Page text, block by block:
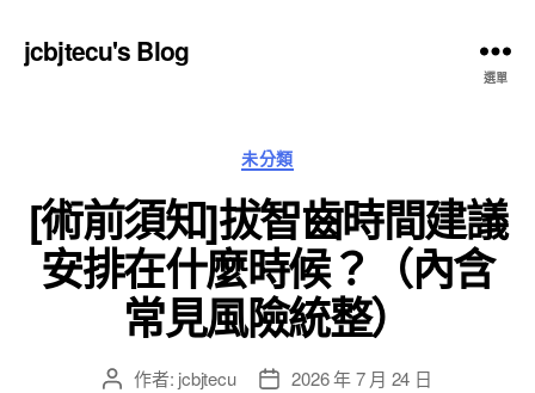
jcbjtecu's Blog
選單
分
類
未分類
[術前須知]拔智齒時間建議
安排在什麼時候？（內含
常見風險統整）
文 作者: jcbjtecu
文 2026 年 7 月 24 日